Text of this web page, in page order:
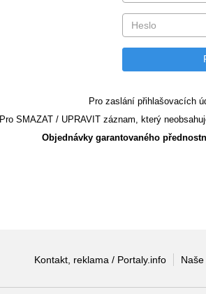
Pro zaslání přihlašovacích
Pro SMAZAT / UPRAVIT záznam, který
Objednávky garantovaného
Kontakt, reklama / Portaly.info